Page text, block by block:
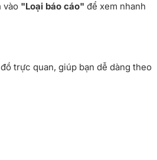
vào "Loại báo cáo" để xem nhanh
trực quan, giúp bạn dễ dàng theo